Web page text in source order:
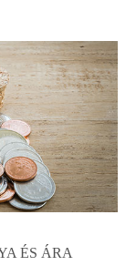
ÉS ÁRA